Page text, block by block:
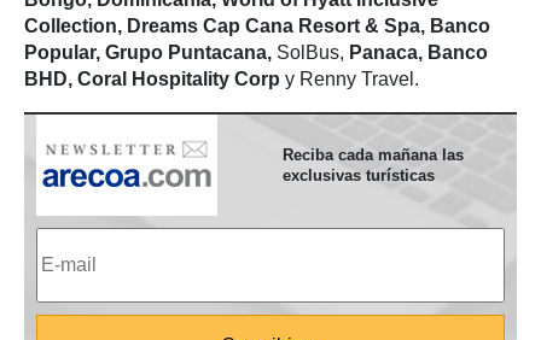
Collection, Dreams Cap Cana Resort & Spa, Banco
Popular, Grupo Puntacana, SolBus, Panaca, Banco
BHD, Coral Hospitality Corp y Renny Travel.
Reciba cada mañana las
exclusivas turísticas